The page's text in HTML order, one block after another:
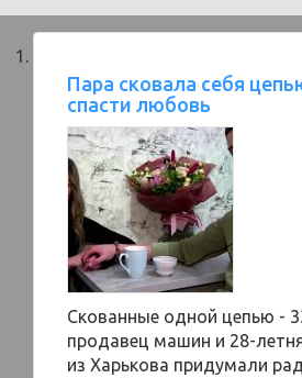
Пара сковала себя
спасти любовь
Скованные одной цепью -
продавец машин и 28-
из Харькова придумали